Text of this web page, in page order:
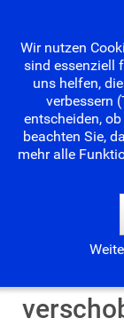
Wir nutzen
sind essenziell
uns helfen,
verbessern
entscheiden,
beachten Sie,
mehr alle